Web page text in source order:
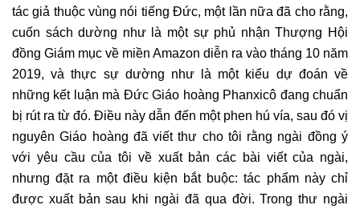
tác giả thuộc vùng nói tiếng Đức, một lần nữa đã cho rằng,
cuốn sách dường như là một sự phủ nhận Thượng Hội
đồng Giám mục về miền Amazon diễn ra vào tháng 10 năm
2019, và thực sự dường như là một kiểu dự đoán về
những kết luận mà Đức Giáo hoàng Phanxicô đang chuẩn
bị rút ra từ đó. Điều này dẫn đến một phen hú vía, sau đó vị
nguyên Giáo hoàng đã viết thư cho tôi rằng ngài đồng ý
với yêu cầu của tôi về xuất bản các bài viết của ngài,
nhưng đặt ra một điều kiện bắt buộc: tác phẩm này chỉ
được xuất bản sau khi ngài đã qua đời. Trong thư ngài